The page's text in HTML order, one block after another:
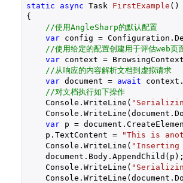
static async Task FirstExample (
{
//使用AngleSharp的默认配置
var config =
//使用给定的配置创建用于评估web页
var context =
//从响应的内容解析文档到虚拟请求
var document = await
//对文档执行如下操作
    Console.WriteLine(
var p =
    p.TextContent =
"This is
    Console.WriteLine(
"Inserting
    document.Body.AppendChild(p);
    Console.WriteLine(